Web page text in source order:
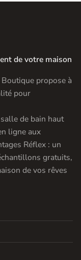
de votre maison
Boutique propose à
pour
de bain haut
ligne aux
Réflex : un
gratuits,
de vos rêves